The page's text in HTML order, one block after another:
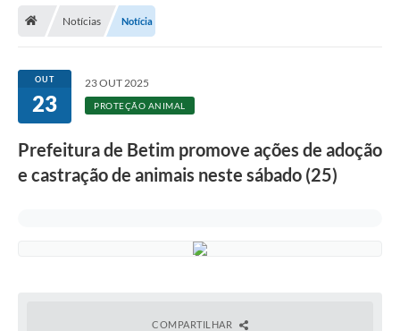
Notícias Notícia
OUT
23
23 OUT 2025
PROTEÇÃO ANIMAL
Prefeitura de Betim promove ações de adoção
e castração de animais neste sábado (25)
COMPARTILHAR